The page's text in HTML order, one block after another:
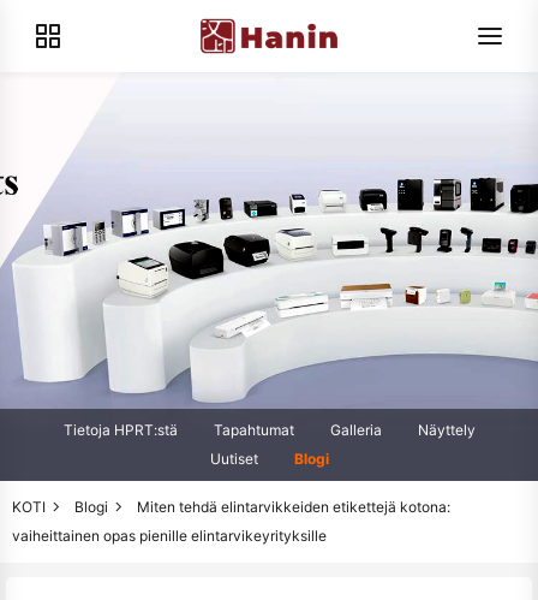
Tietoja HPRT:stä Tapahtumat Galleria
Näyttely
Uutiset
Blogi
KOTI Blogi
Miten tehdä elintarvikkeiden etikettejä kotona:
vaiheittainen opas pienille elintarvikeyrityksille